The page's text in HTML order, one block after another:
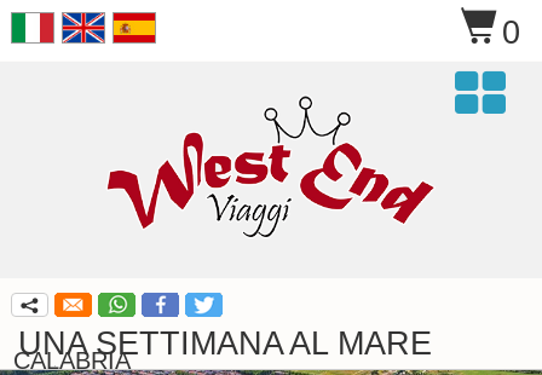
$0

q
UNA SETTIMANA AL MARE
CALABRIA